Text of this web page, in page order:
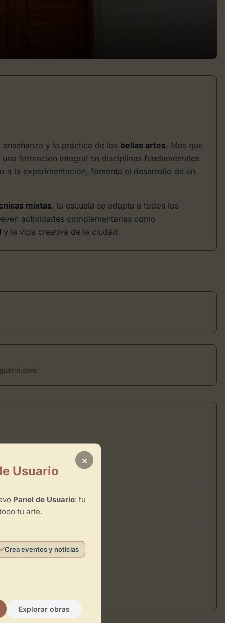
y la práctica de las bellas artes. Más que
formación integral en disciplinas fundamentales
la experimentación, fomenta el desarrollo de un
mixtas, la escuela se adapta a todos los
actividades complementarias como
y la vida creativa de la ciudad.
×
Usuario
Panel de Usuario: tu
tu arte.
Crea eventos y noticias
Explorar obras